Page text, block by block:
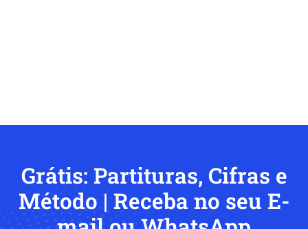
Grátis: Partituras, Cifras e
Método | Receba no seu E-